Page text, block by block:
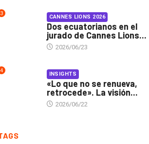
3 CANNES LIONS 2026
Dos ecuatorianos en el
jurado de Cannes Lions...
2026/06/23
4 INSIGHTS
«Lo que no se renueva,
retrocede». La visión...
2026/06/22